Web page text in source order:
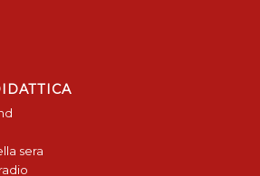
sera